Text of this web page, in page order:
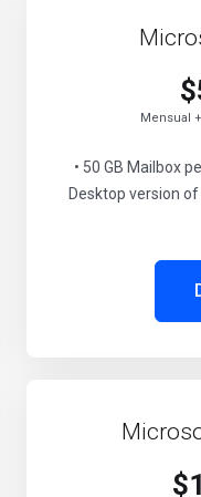
Mensual
• 50 GB Mailbox
Desktop version